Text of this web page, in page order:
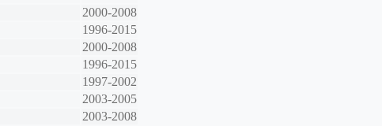
2000-2008
1996-2015
2000-2008
1996-2015
1997-2002
2003-2005
2003-2008